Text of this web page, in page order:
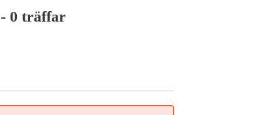
- 0 träffar